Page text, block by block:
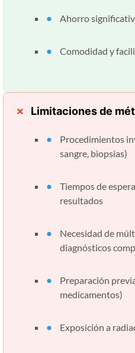
Ahorro
Comodidad y
Limitaciones de
Procedimientos
sangre, biopsias)
Tiempos de
resultados
Necesidad de
diagnósticos
Preparación
medicamentos)
Exposición a